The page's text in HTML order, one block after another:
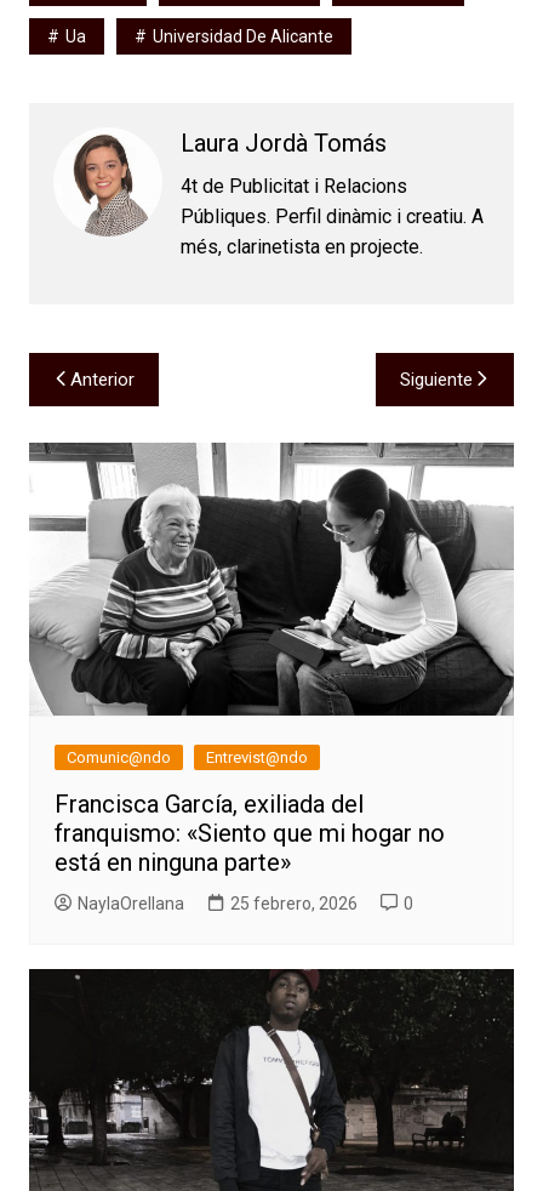
Ua Universidad De Alicante
Laura Jordà Tomás
4t de Publicitat i Relacions
Públiques. Perfil dinàmic i creatiu. A
més, clarinetista en projecte.
Navegación
de
entradas
Anterior Siguiente
Comunic@ndo Entrevist@ndo
Francisca García, exiliada del
franquismo: «Siento que mi hogar no
está en ninguna parte»
NaylaOrellana 25 febrero, 2026 0